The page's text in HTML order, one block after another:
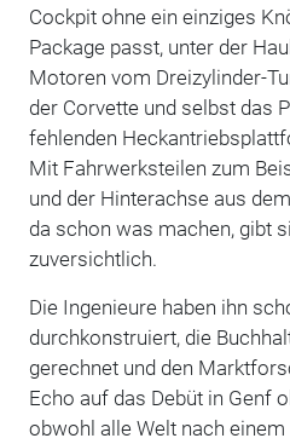
Cockpit ohne ein einziges
Package passt, unter der
Motoren vom Dreizylinder-
der Corvette und selbst das
fehlenden
Mit Fahrwerksteilen zum
und der Hinterachse aus
da schon was machen, gibt
zuversichtlich.
Die Ingenieure haben ihn
durchkonstruiert, die
gerechnet und den
Echo auf das Debüt in Genf
obwohl alle Welt nach